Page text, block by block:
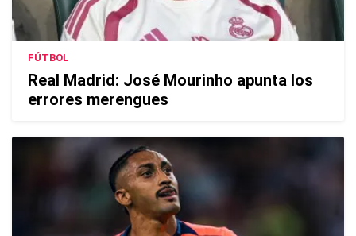
FÚTBOL
Real Madrid: José Mourinho apunta los
errores merengues